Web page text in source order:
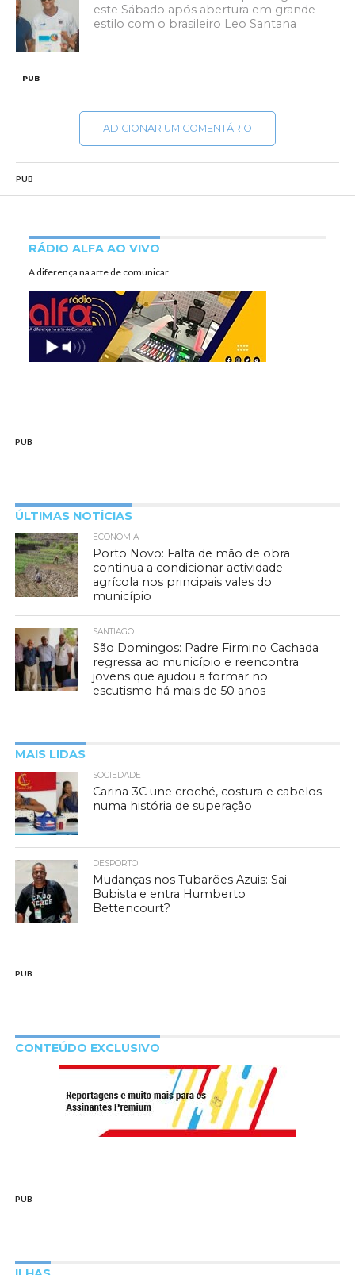
este Sábado após abertura em grande
estilo com o brasileiro Leo Santana
PUB
ADICIONAR UM COMENTÁRIO
PUB
RÁDIO ALFA AO VIVO
A diferença na arte de comunicar
PUB
ÚLTIMAS NOTÍCIAS
ECONOMIA
Porto Novo: Falta de mão de obra
continua a condicionar actividade
agrícola nos principais vales do
município
SANTIAGO
São Domingos: Padre Firmino Cachada
regressa ao município e reencontra
jovens que ajudou a formar no
escutismo há mais de 50 anos
MAIS LIDAS
SOCIEDADE
Carina 3C une croché, costura e cabelos
numa história de superação
DESPORTO
Mudanças nos Tubarões Azuis: Sai
Bubista e entra Humberto
Bettencourt?
PUB
CONTEÚDO EXCLUSIVO
PUB